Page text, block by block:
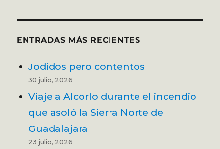
ENTRADAS MÁS RECIENTES
Jodidos pero contentos
30 julio, 2026
Viaje a Alcorlo durante el incendio
que asoló la Sierra Norte de
Guadalajara
23 julio, 2026